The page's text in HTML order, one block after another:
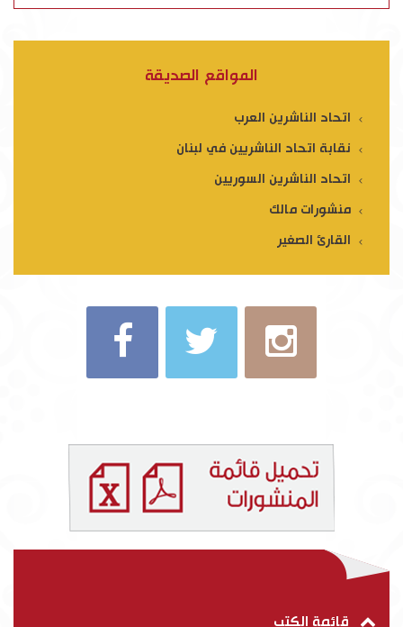
المواقع الصديقة
اتحاد الناشرين العرب
نقابة اتحاد الناشريين في لبنان
اتحاد الناشرين السوريين
منشورات مالك
القارئ الصغير
قائمة الكتب